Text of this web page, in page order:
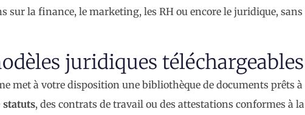
sur la finance, le marketing, les RH ou encore le juridique, sans
juridiques téléchargeables
met à votre disposition une bibliothèque de documents prêts à
statuts, des contrats de travail ou des attestations conformes à la